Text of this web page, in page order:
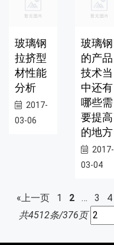
玻璃钢
拉挤型
材性能
分析
2017-
03-06
玻璃钢
的产品
技术当
中还有
哪些需
要提高
的地方
2017-
03-04
«上一页 1 2 … 3 4
共4512条/376页